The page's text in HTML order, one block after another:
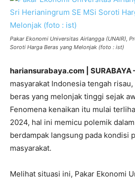
Pakar Ekonomi Universitas Airlangga (UNAIR),
Soroti Harga Beras yang Melonjak (foto : ist)
hariansurabaya.com | SURABAYA
masyarakat Indonesia tengah
beras yang melonjak tinggi sejak
Fenomena kenaikan itu mulai
2024, hal ini memicu polemik
berdampak langsung pada kondisi
masyarakat.
Melihat situasi ini, Pakar Ekonomi